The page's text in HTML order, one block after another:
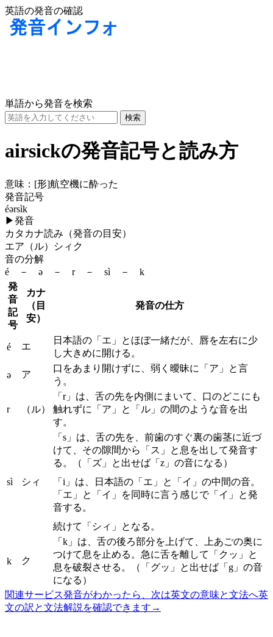
英語の発音の確認
単語から発音を検索
airsickの発音記号と読み方
意味： [形]航空機に酔った
発音記号
éərsìk
▶発音
カタカナ読み（発音の目安）
エア（ル）シィク
音の分解
é － ə － r － sì － k
発
音
記
号
カナ
（目
安）
発音の仕方
é エ
日本語の「エ」とほぼ一緒だが、唇を左右に少
し大きめに開ける。
ə ア
口をあまり開けずに、弱く曖昧に「ア」と言
う。
r （ル）
「r」は、舌の先を内側にまいて、口のどこにも
触れずに「ア」と「ル」の間のような音を出
す。
sì シィ
「s」は、舌の先を、前歯のすぐ裏の歯茎に近づ
けて、その隙間から「ス」と息を出して発音す
る。（「ズ」と出せば「z」の音になる）
「i」は、日本語の「エ」と「イ」の中間の音。
「エ」と「イ」を同時に言う感じで「イ」と発
音する。
続けて「シィ」となる。
k ク
「k」は、舌の後ろ部分を上げて、上あごの奥に
つけて息を止める。急に舌を離して「クッ」と
息を破裂させる。（「グッ」と出せば「g」の音
になる）
関連サービス発音がわかったら、次は英文の意味と文法へ英
文の訳と文法解説を確認できます →